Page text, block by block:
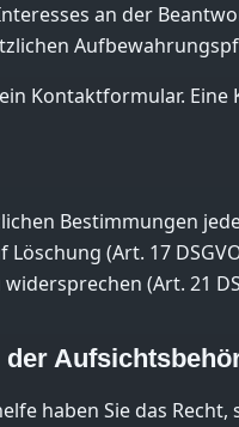
an der
Kontaktformular.
Bestimmungen
Löschung (Art. 17
(Art. 21
haben Sie das